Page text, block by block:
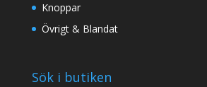
Knoppar
Övrigt & Blandat
Sök i butiken